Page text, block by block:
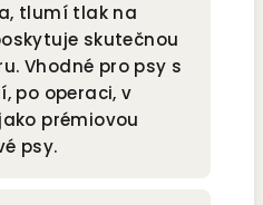
tlumí tlak na
skutečnou
Vhodné pro psy s
po operaci, v
prémiovou
psy.